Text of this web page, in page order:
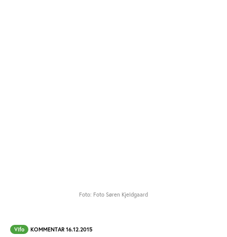
Foto: Foto Søren Kjeldgaard
Vifo KOMMENTAR 16.12.2015